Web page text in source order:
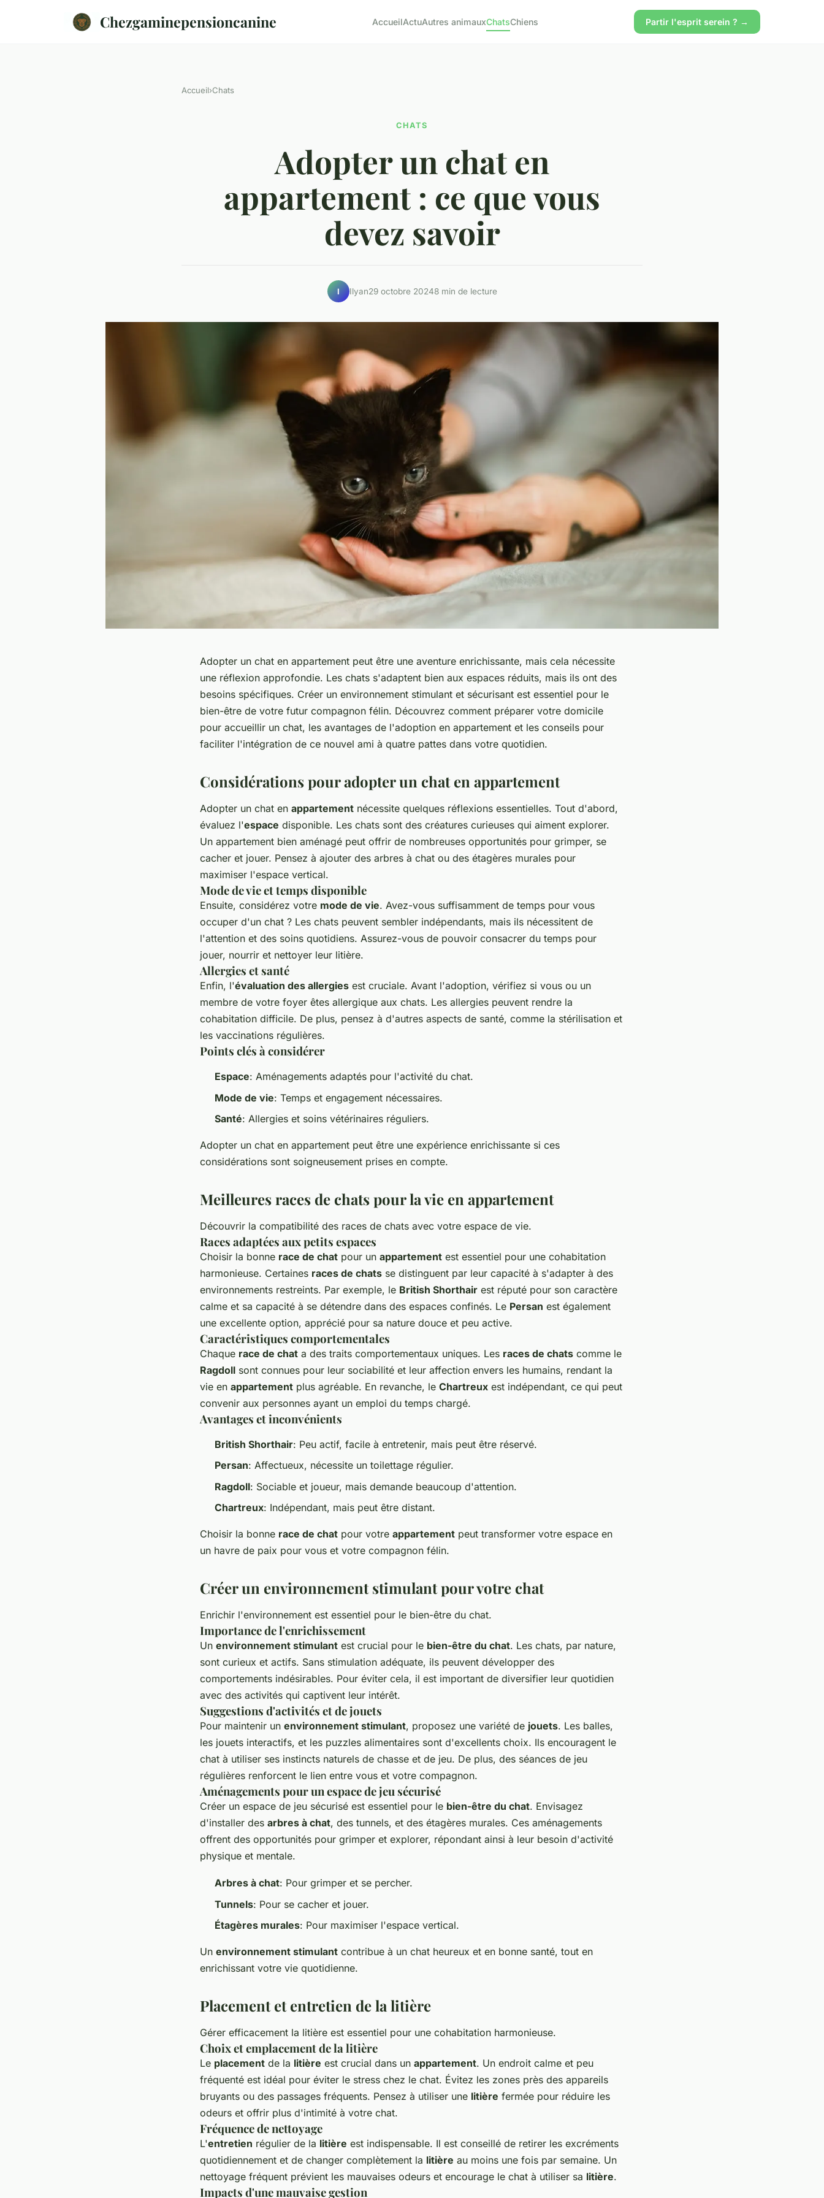
Chezgaminepensioncanine AccueilActuAutres animauxChatsChiens Partir l'esprit serein ? →
Accueil›Chats
CHATS
Adopter un chat en
appartement : ce que vous
devez savoir
I Ilyan29 octobre 20248 min de lecture
Adopter un chat en appartement peut être une aventure enrichissante, mais cela nécessite
une réflexion approfondie. Les chats s'adaptent bien aux espaces réduits, mais ils ont des
besoins spécifiques. Créer un environnement stimulant et sécurisant est essentiel pour le
bien-être de votre futur compagnon félin. Découvrez comment préparer votre domicile
pour accueillir un chat, les avantages de l'adoption en appartement et les conseils pour
faciliter l'intégration de ce nouvel ami à quatre pattes dans votre quotidien.
Considérations pour adopter un chat en appartement
Adopter un chat en appartement nécessite quelques réflexions essentielles. Tout d'abord,
évaluez l'espace disponible. Les chats sont des créatures curieuses qui aiment explorer.
Un appartement bien aménagé peut offrir de nombreuses opportunités pour grimper, se
cacher et jouer. Pensez à ajouter des arbres à chat ou des étagères murales pour
maximiser l'espace vertical.
Mode de vie et temps disponible
Ensuite, considérez votre mode de vie. Avez-vous suffisamment de temps pour vous
occuper d'un chat ? Les chats peuvent sembler indépendants, mais ils nécessitent de
l'attention et des soins quotidiens. Assurez-vous de pouvoir consacrer du temps pour
jouer, nourrir et nettoyer leur litière.
Allergies et santé
Enfin, l'évaluation des allergies est cruciale. Avant l'adoption, vérifiez si vous ou un
membre de votre foyer êtes allergique aux chats. Les allergies peuvent rendre la
cohabitation difficile. De plus, pensez à d'autres aspects de santé, comme la stérilisation et
les vaccinations régulières.
Points clés à considérer
Espace: Aménagements adaptés pour l'activité du chat.
Mode de vie: Temps et engagement nécessaires.
Santé: Allergies et soins vétérinaires réguliers.
Adopter un chat en appartement peut être une expérience enrichissante si ces
considérations sont soigneusement prises en compte.
Meilleures races de chats pour la vie en appartement
Découvrir la compatibilité des races de chats avec votre espace de vie.
Races adaptées aux petits espaces
Choisir la bonne race de chat pour un appartement est essentiel pour une cohabitation
harmonieuse. Certaines races de chats se distinguent par leur capacité à s'adapter à des
environnements restreints. Par exemple, le British Shorthair est réputé pour son caractère
calme et sa capacité à se détendre dans des espaces confinés. Le Persan est également
une excellente option, apprécié pour sa nature douce et peu active.
Caractéristiques comportementales
Chaque race de chat a des traits comportementaux uniques. Les races de chats comme le
Ragdoll sont connues pour leur sociabilité et leur affection envers les humains, rendant la
vie en appartement plus agréable. En revanche, le Chartreux est indépendant, ce qui peut
convenir aux personnes ayant un emploi du temps chargé.
Avantages et inconvénients
British Shorthair: Peu actif, facile à entretenir, mais peut être réservé.
Persan: Affectueux, nécessite un toilettage régulier.
Ragdoll: Sociable et joueur, mais demande beaucoup d'attention.
Chartreux: Indépendant, mais peut être distant.
Choisir la bonne race de chat pour votre appartement peut transformer votre espace en
un havre de paix pour vous et votre compagnon félin.
Créer un environnement stimulant pour votre chat
Enrichir l'environnement est essentiel pour le bien-être du chat.
Importance de l'enrichissement
Un environnement stimulant est crucial pour le bien-être du chat. Les chats, par nature,
sont curieux et actifs. Sans stimulation adéquate, ils peuvent développer des
comportements indésirables. Pour éviter cela, il est important de diversifier leur quotidien
avec des activités qui captivent leur intérêt.
Suggestions d'activités et de jouets
Pour maintenir un environnement stimulant, proposez une variété de jouets. Les balles,
les jouets interactifs, et les puzzles alimentaires sont d'excellents choix. Ils encouragent le
chat à utiliser ses instincts naturels de chasse et de jeu. De plus, des séances de jeu
régulières renforcent le lien entre vous et votre compagnon.
Aménagements pour un espace de jeu sécurisé
Créer un espace de jeu sécurisé est essentiel pour le bien-être du chat. Envisagez
d'installer des arbres à chat, des tunnels, et des étagères murales. Ces aménagements
offrent des opportunités pour grimper et explorer, répondant ainsi à leur besoin d'activité
physique et mentale.
Arbres à chat: Pour grimper et se percher.
Tunnels: Pour se cacher et jouer.
Étagères murales: Pour maximiser l'espace vertical.
Un environnement stimulant contribue à un chat heureux et en bonne santé, tout en
enrichissant votre vie quotidienne.
Placement et entretien de la litière
Gérer efficacement la litière est essentiel pour une cohabitation harmonieuse.
Choix et emplacement de la litière
Le placement de la litière est crucial dans un appartement. Un endroit calme et peu
fréquenté est idéal pour éviter le stress chez le chat. Évitez les zones près des appareils
bruyants ou des passages fréquents. Pensez à utiliser une litière fermée pour réduire les
odeurs et offrir plus d'intimité à votre chat.
Fréquence de nettoyage
L'entretien régulier de la litière est indispensable. Il est conseillé de retirer les excréments
quotidiennement et de changer complètement la litière au moins une fois par semaine. Un
nettoyage fréquent prévient les mauvaises odeurs et encourage le chat à utiliser sa litière.
Impacts d'une mauvaise gestion